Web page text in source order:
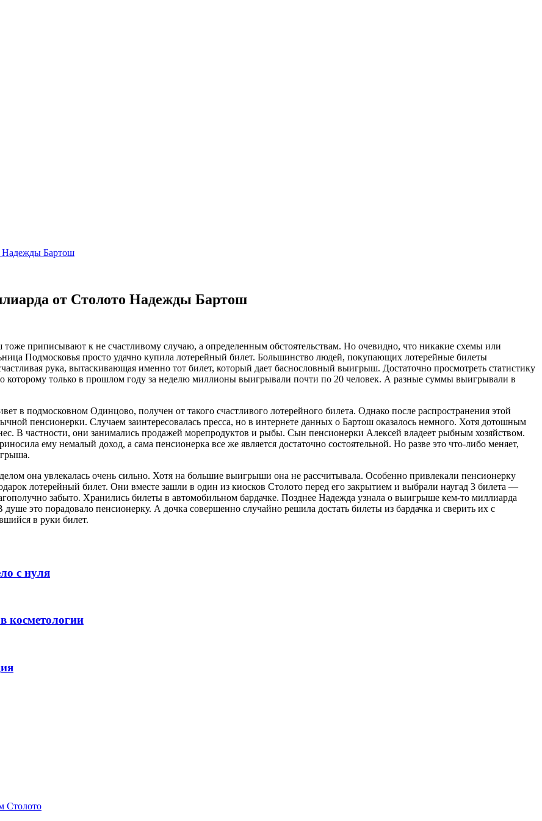
Надежды Бартош
от Столото Надежды Бартош
приписывают к не счастливому случаю, а определенным обстоятельствам. Но очевидно, что никакие схемы или
Подмосковья просто удачно купила лотерейный билет. Большинство людей, покупающих лотерейные билеты
рука, вытаскивающая именно тот билет, который дает баснословный выигрыш. Достаточно просмотреть статистику
которому только в прошлом году за неделю миллионы выигрывали почти по 20 человек. А разные суммы выигрывали в
в подмосковном Одинцово, получен от такого счастливого лотерейного билета. Однако после распространения этой
пенсионерки. Случаем заинтересовалась пресса, но в интернете данных о Бартош оказалось немного. Хотя дотошным
В частности, они занимались продажей морепродуктов и рыбы. Сын пенсионерки Алексей владеет рыбным хозяйством.
ему немалый доход, а сама пенсионерка все же является достаточно состоятельной. Но разве это что-либо меняет,
она увлекалась очень сильно. Хотя на большие выигрыши она не рассчитывала. Особенно привлекали пенсионерку
лотерейный билет. Они вместе зашли в один из киосков Столото перед его закрытием и выбрали наугад 3 билета —
забыто. Хранились билеты в автомобильном бардачке. Позднее Надежда узнала о выигрыше кем-то миллиарда
это порадовало пенсионерку. А дочка совершенно случайно решила достать билеты из бардачка и сверить их с
в руки билет.
с нуля
косметологии
Столото